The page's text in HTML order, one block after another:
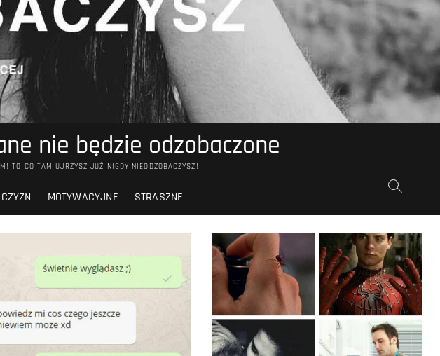
nie będzie odzobaczone
TO CO TAM UJRZYSZ JUŻ NIGDY NIEODZOBACZYSZ!
MOTYWACYJNE STRASZNE